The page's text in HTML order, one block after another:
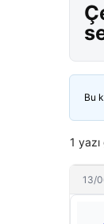
Bu
1
13/